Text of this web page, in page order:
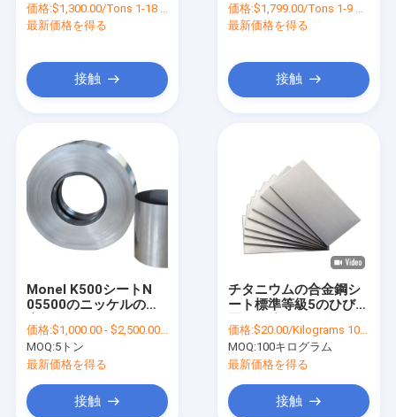
304 316L 420 430を終
える
価格:$1,300.00/Tons 1-18 Tons
最新価格を得る
接触
イルAisiのステンレス
鋼のストリップを冷間
価格:$1,799.00/Tons 1-9 Tons
最新価格を得る
接触
Monel K500シートN
05500のニッケルの合
ップ
価格:$1,000.00 - $2,500.00/Tons
MOQ:5トン
最新価格を得る
接触
チタニウムの合金鋼シ
ート標準等級5のひびの
価格:$20.00/Kilograms 100-999 Kilograms
MOQ:100キログラム
最新価格を得る
接触